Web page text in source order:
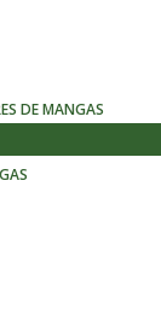
DE MANGAS